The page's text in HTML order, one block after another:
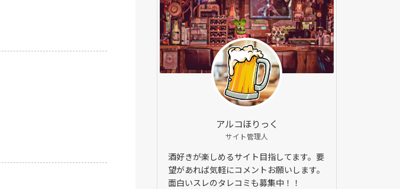
アルコほりっく
サイト管理人
酒好きが楽しめるサイト目指してます。要
望があれば気軽にコメントお願いします。
面白いスレのタレコミも募集中！！